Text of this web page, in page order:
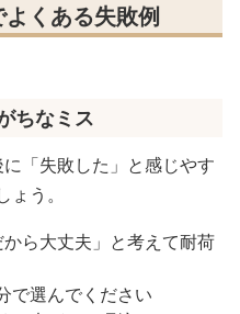
くある失敗例
ちなミス
「失敗した」と感じやす
う。
から大丈夫」と考えて耐荷
で選んでください